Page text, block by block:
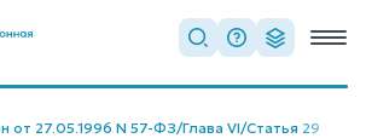
от 27.05.1996 N 57-ФЗ/Глава VI/Статья 29